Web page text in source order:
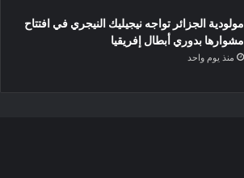
مولودية الجزائر تواجه نيجيليك النيجري في افتتاح
مشوارها بدوري أبطال إفريقيا
منذ يوم واحد